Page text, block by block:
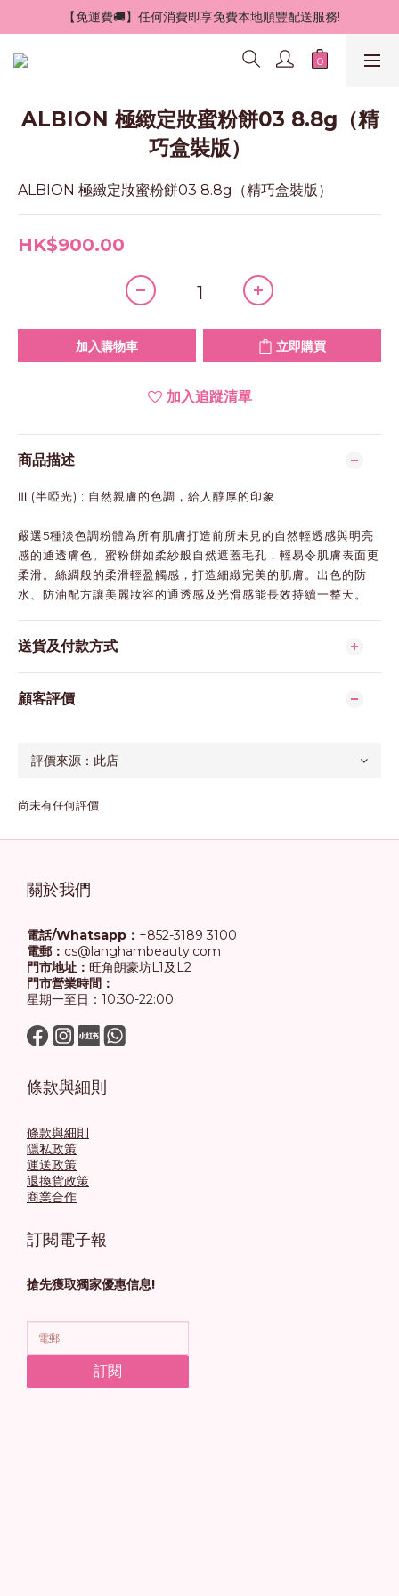
【免運費🚚】任何消費即享免費本地順豐配送服務!
ALBION 極緻定妝蜜粉餅03 8.8g（精
巧盒裝版）
ALBION 極緻定妝蜜粉餅03 8.8g（精巧盒裝版）
HK$900.00
加入購物車 立即購買
加入追蹤清單
商品描述
Ⅲ (半啞光) : 自然親膚的色調，給人醇厚的印象​
嚴選5種淡色調粉體為所有肌膚打造前所未見的自然輕透感與明亮
感的通透膚色。蜜粉餅如柔紗般自然遮蓋毛孔，輕易令肌膚表面更
柔滑。絲綢般的柔滑輕盈觸感，打造細緻完美的肌膚。出色的防
水、防油配方讓美麗妝容的通透感及光滑感能長效持續一整天。
送貨及付款方式
顧客評價
尚未有任何評價
關於我們
電話/Whatsapp： +852-3189 3100
電郵： cs@langhambeauty.com
門市地址： 旺角朗豪坊L1及L2
門市營業時間：
星期一至日：10:30-22:00
條款與細則
條款與細則
隱私政策
運送政策
退換貨政策
商業合作
訂閱電子報
搶先獲取獨家優惠信息!
訂閱